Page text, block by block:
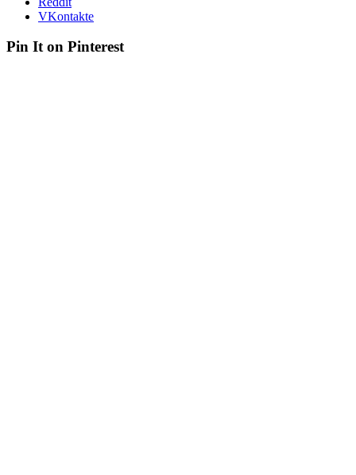
VKontakte
Pin It on Pinterest